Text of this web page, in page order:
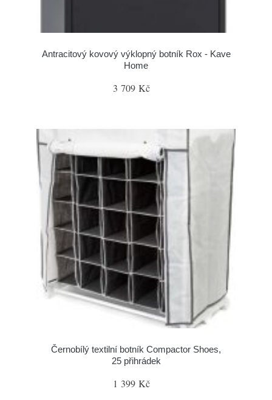
Antracitový kovový výklopný botník Rox - Kave
Home
3 709 Kč
Černobílý textilní botník Compactor Shoes,
25 přihrádek
1 399 Kč